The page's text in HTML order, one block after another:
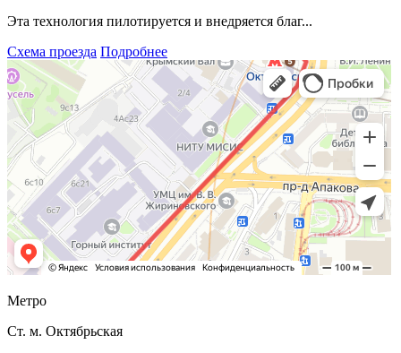
Эта технология пилотируется и внедряется благ...
Схема проезда Подробнее
Метро
Ст. м. Октябрьская